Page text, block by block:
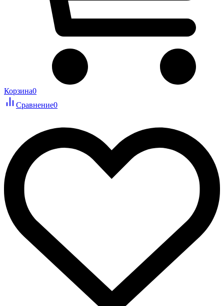
Корзина0
Сравнение0